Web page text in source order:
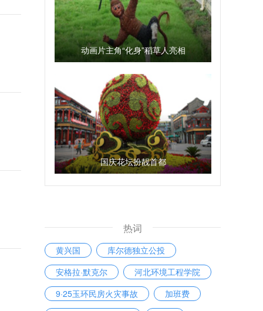
动画片主角“化身”稻草人亮相
国庆花坛扮靓首都
热词
黄兴国
库尔德独立公投
安格拉·默克尔
河北环境工程学院
9·25玉环民房火灾事故
加班费